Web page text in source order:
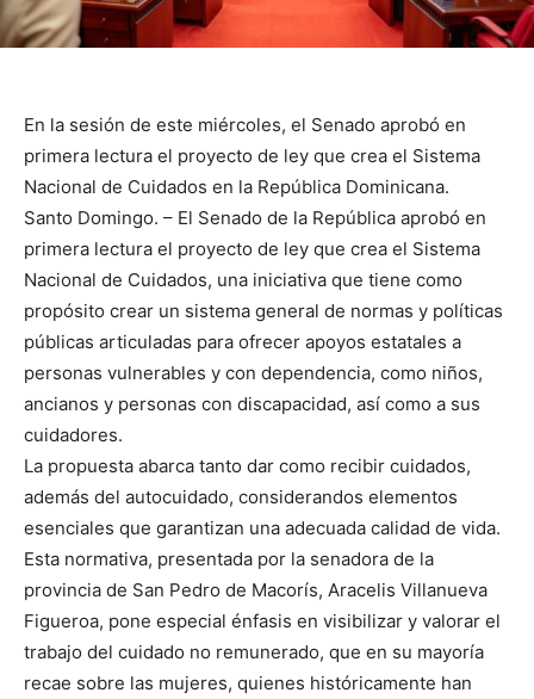
En la sesión de este miércoles, el Senado aprobó en
primera lectura el proyecto de ley que crea el Sistema
Nacional de Cuidados en la República Dominicana.
Santo Domingo. – El Senado de la República aprobó en
primera lectura el proyecto de ley que crea el Sistema
Nacional de Cuidados, una iniciativa que tiene como
propósito crear un sistema general de normas y políticas
públicas articuladas para ofrecer apoyos estatales a
personas vulnerables y con dependencia, como niños,
ancianos y personas con discapacidad, así como a sus
cuidadores.
La propuesta abarca tanto dar como recibir cuidados,
además del autocuidado, considerandos elementos
esenciales que garantizan una adecuada calidad de vida.
Esta normativa, presentada por la senadora de la
provincia de San Pedro de Macorís, Aracelis Villanueva
Figueroa, pone especial énfasis en visibilizar y valorar el
trabajo del cuidado no remunerado, que en su mayoría
recae sobre las mujeres, quienes históricamente han